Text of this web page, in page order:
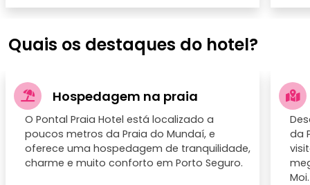
Quais os destaques do hotel?
Hospedagem na praia
O Pontal Praia Hotel está localizado a
poucos metros da Praia do Mundaí, e
oferece uma hospedagem de tranquilidade,
charme e muito conforto em Porto Seguro.
da
Moi.